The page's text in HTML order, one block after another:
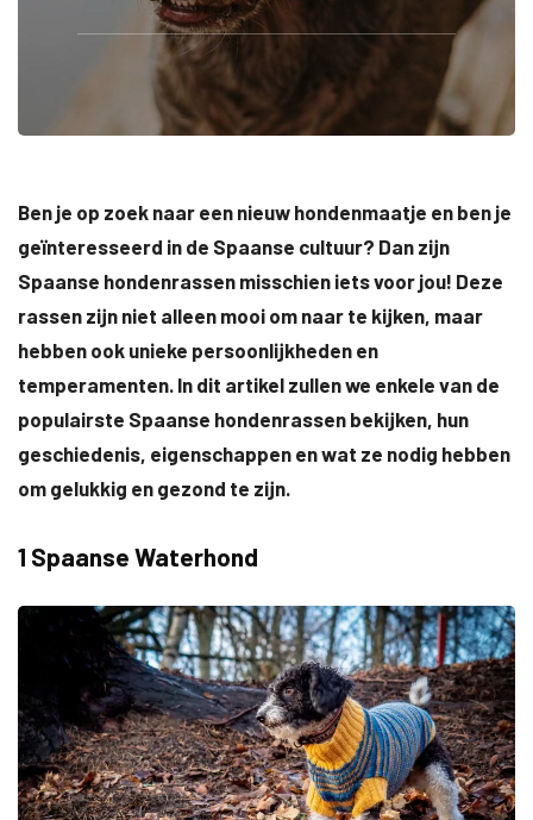
Ben je op zoek naar een nieuw hondenmaatje en ben je
geïnteresseerd in de Spaanse cultuur? Dan zijn
Spaanse hondenrassen misschien iets voor jou! Deze
rassen zijn niet alleen mooi om naar te kijken, maar
hebben ook unieke persoonlijkheden en
temperamenten. In dit artikel zullen we enkele van de
populairste Spaanse hondenrassen bekijken, hun
geschiedenis, eigenschappen en wat ze nodig hebben
om gelukkig en gezond te zijn.
1 Spaanse Waterhond